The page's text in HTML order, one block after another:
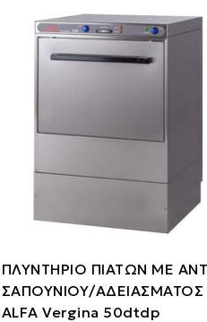
ΠΛΥΝΤΗΡΙΟ ΠΙΑΤΩΝ ΜΕ
ΣΑΠΟΥΝΙΟΥ/ΑΔΕΙΑΣΜΑΤΟΣ
ALFA Vergina 50dtdp